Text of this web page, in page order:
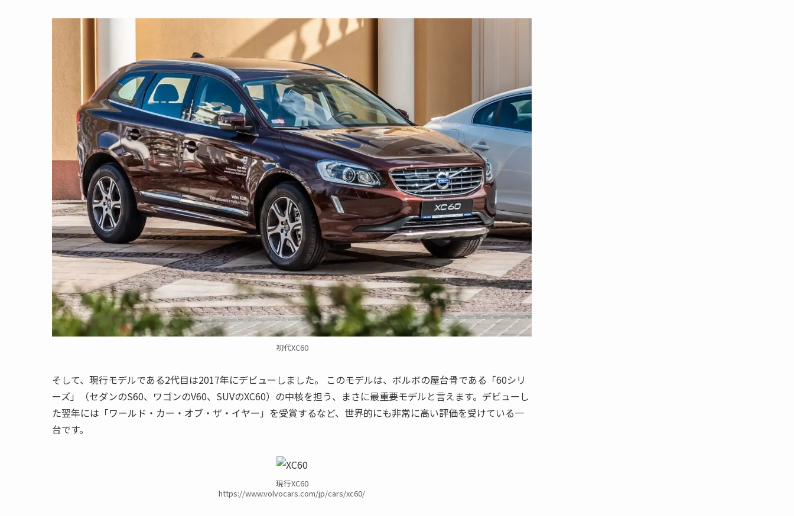
初代XC60
そして、現行モデルである2代目は2017年にデビューしました。 このモデルは、ボルボの屋台骨である「60シリ
ーズ」（セダンのS60、ワゴンのV60、SUVのXC60）の中核を担う、まさに最重要モデルと言えます。デビューし
た翌年には「ワールド・カー・オブ・ザ・イヤー」を受賞するなど、世界的にも非常に高い評価を受けている一
台です。
現行XC60
https://www.volvocars.com/jp/cars/xc60/